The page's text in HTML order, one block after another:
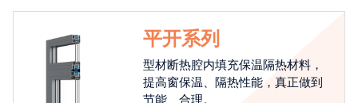
平开系列
型材断热腔内填充保温隔热材料，
提高窗保温、隔热性能，真正做到
节能、合理。